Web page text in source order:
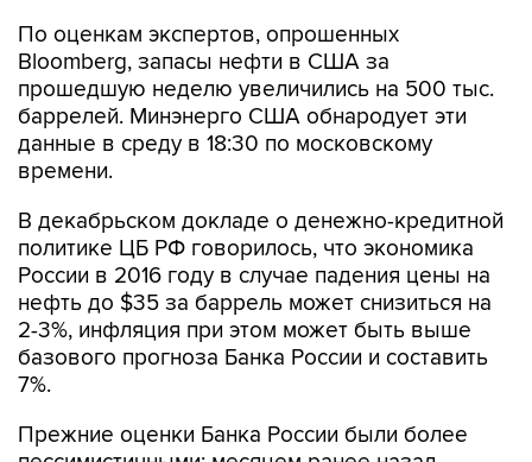
По оценкам экспертов, опрошенных
Bloomberg, запасы нефти в США за
прошедшую неделю увеличились на 500 тыс.
баррелей. Минэнерго США обнародует эти
данные в среду в 18:30 по московскому
времени.
В декабрьском докладе о денежно-кредитной
политике ЦБ РФ говорилось, что экономика
России в 2016 году в случае падения цены на
нефть до $35 за баррель может снизиться на
2-3%, инфляция при этом может быть выше
базового прогноза Банка России и составить
7%.
Прежние оценки Банка России были более